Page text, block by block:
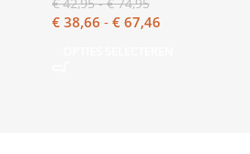
€42,95 - €74,95
€38,66 - €67,46